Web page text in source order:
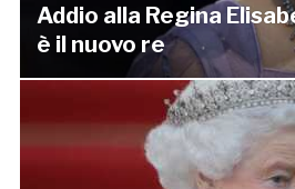
Addio alla Regina
è il nuovo re